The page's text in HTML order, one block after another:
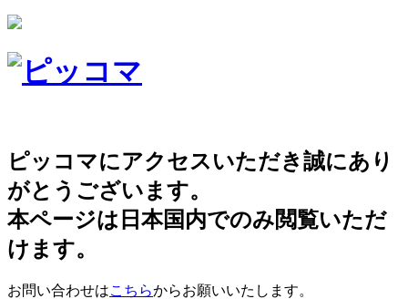
ピッコマにアクセスいただき誠にあり
がとうございます。
本ページは日本国内でのみ閲覧いただ
けます。
お問い合わせはこちらからお願いいたします。